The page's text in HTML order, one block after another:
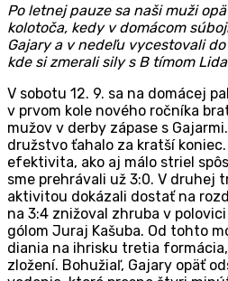
Po letnej pauze sa naši muži
kolotoča, kedy v domácom
Gajary a v nedeľu vycestovali
kde si zmerali sily s B tímom
V sobotu 12. 9. sa na domácej
v prvom kole nového ročníka
mužov v derby zápase s
družstvo ťahalo za kratší
efektivita, ako aj málo striel
sme prehrávali už 3:0. V druhej
aktivitou dokázali dostať na
na 3:4 znižoval zhruba v
gólom Juraj Kašuba. Od tohto
diania na ihrisku tretia
zložení. Bohužiaľ, Gajary opäť